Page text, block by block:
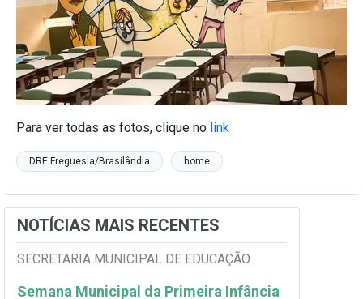
Para ver todas as fotos, clique no link
DRE Freguesia/Brasilândia home
NOTÍCIAS MAIS RECENTES
SECRETARIA MUNICIPAL DE EDUCAÇÃO
Semana Municipal da Primeira Infância